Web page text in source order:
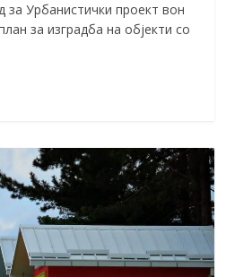
за Урбанистички проект вон
за изградба на објекти со